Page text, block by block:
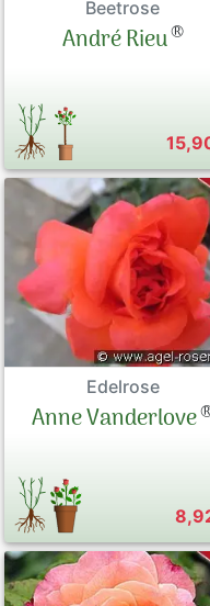
Beetrose
André Rieu®
Edelrose
Anne Vanderlove